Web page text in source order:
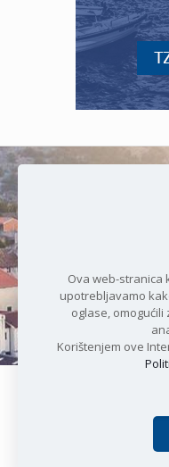
Čudesan
Copyright © 2021
Ova web-stranica
upotrebljavamo
oglase,
Korištenjem ove